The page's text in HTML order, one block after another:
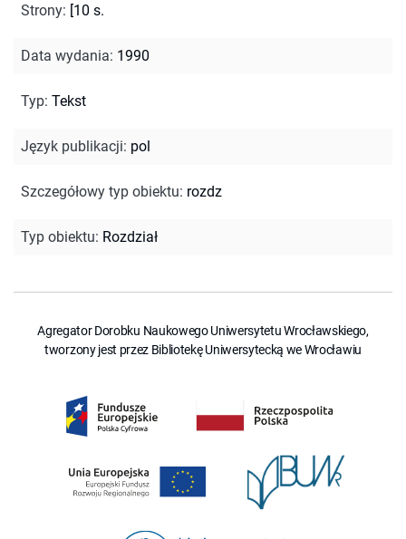
Strony: [10 s.
Data wydania: 1990
Typ: Tekst
Język publikacji: pol
Szczegółowy typ obiektu: rozdz
Typ obiektu: Rozdział
Agregator Dorobku Naukowego Uniwersytetu Wrocławskiego,
tworzony jest przez Bibliotekę Uniwersytecką we Wrocławiu